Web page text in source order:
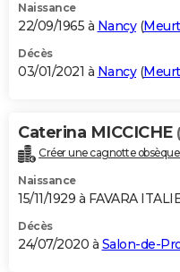
Naissance
22/09/1965 à Nancy(
Décès
03/01/2021 à Nancy(
Caterina MICCICHE
Créer une cagnotte
Naissance
15/11/1929 à FAVARA
Décès
24/07/2020 à Salon-de-